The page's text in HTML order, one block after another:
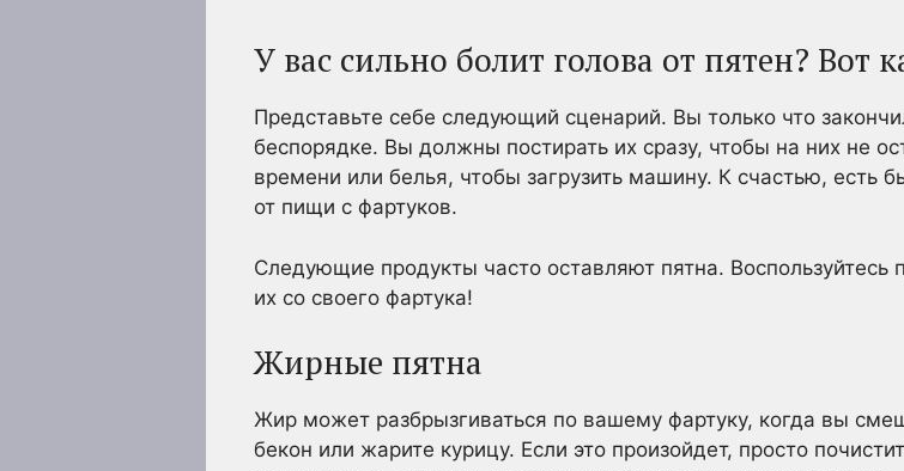
У вас сильно болит голова от пятен? Вот
Представьте себе следующий сценарий. Вы только что
беспорядке. Вы должны постирать их сразу, чтобы на них не
времени или белья, чтобы загрузить машину. К счастью, есть
от пищи с фартуков.
Следующие продукты часто оставляют пятна.
их со своего фартука!
Жирные пятна
Жир может разбрызгиваться по вашему фартуку, когда вы
бекон или жарите курицу. Если это произойдет, просто